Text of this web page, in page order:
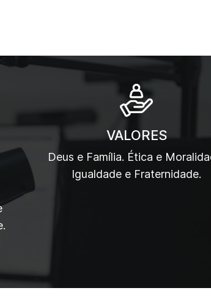
VALORES
Deus e Família. Ética e
Igualdade e Fraternidade.